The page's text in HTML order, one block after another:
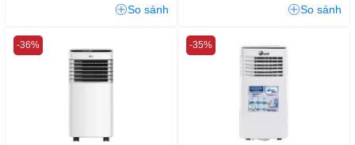
So sánh So sánh
-36% -35%